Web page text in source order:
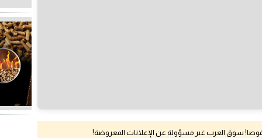
سوق العرب غير مسؤولة عن الإعلانات المعروضة!